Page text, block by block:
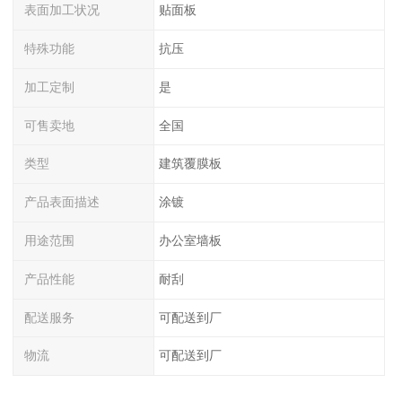
表面加工状况 贴面板
特殊功能 抗压
加工定制 是
可售卖地 全国
类型 建筑覆膜板
产品表面描述 涂镀
用途范围 办公室墙板
产品性能 耐刮
配送服务 可配送到厂
物流 可配送到厂